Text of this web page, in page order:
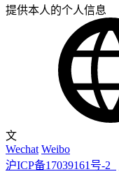
提供本人的个人信息
文
Wechat Weibo
沪ICP备17039161号-2